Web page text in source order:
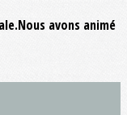
avons animé